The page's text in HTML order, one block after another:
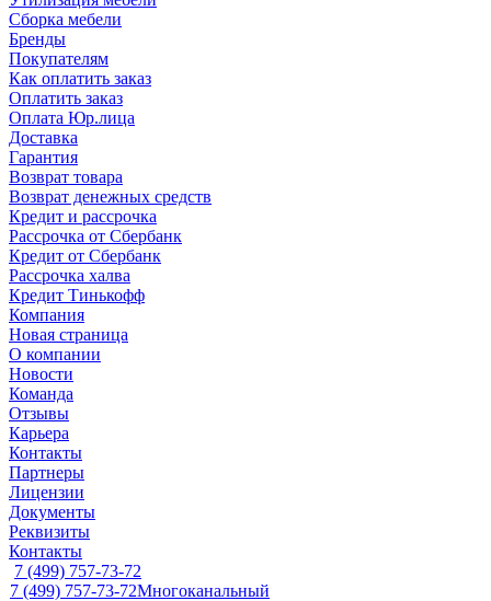
Сборка мебели
Бренды
Покупателям
Как оплатить заказ
Оплатить заказ
Оплата Юр.лица
Доставка
Гарантия
Возврат товара
Возврат денежных средств
Кредит и рассрочка
Рассрочка от Сбербанк
Кредит от Сбербанк
Рассрочка халва
Кредит Тинькофф
Компания
Новая страница
О компании
Новости
Команда
Отзывы
Карьера
Контакты
Партнеры
Лицензии
Документы
Реквизиты
Контакты
7 (499) 757-73-72
7 (499) 757-73-72Многоканальный